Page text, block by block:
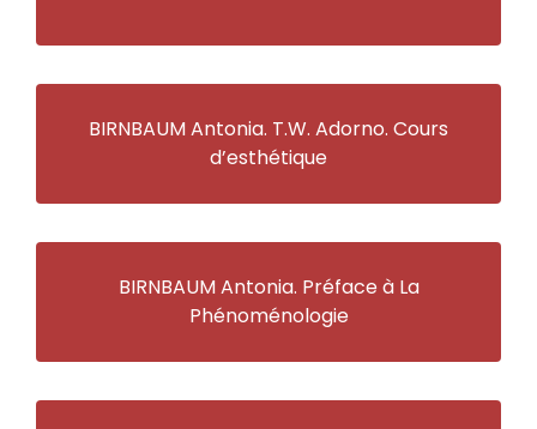
BIRNBAUM Antonia. T.W. Adorno. Cours
d’esthétique
BIRNBAUM Antonia. Préface à La
Phénoménologie